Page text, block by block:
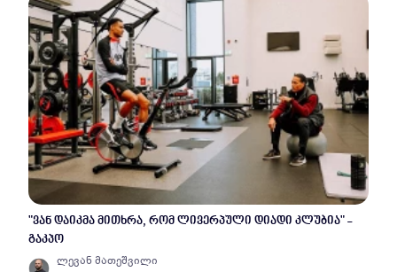
"ვან დაიკმა მითხრა, რომ ლივერპული დიადი კლუბია" -
გაკპო
ლევან მათეშვილი